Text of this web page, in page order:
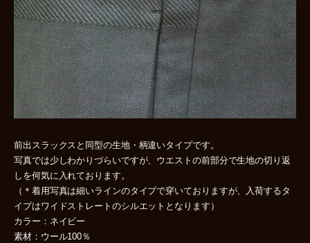
前出スラックスと同型の生地・柄違いタイプです。
写真では少しわかりづらいですが、ウエストの前部分で生地の切り返
しを何気に入れております。
（＊着用写真は細いラインのタイプで穿いておりますが、入荷するタ
イプはワイドストレートのシルエットとなります）
カラー：ネイビー
素材：ウール100％